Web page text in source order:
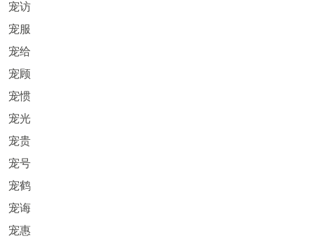
宠访
宠服
宠给
宠顾
宠惯
宠光
宠贵
宠号
宠鹤
宠诲
宠惠